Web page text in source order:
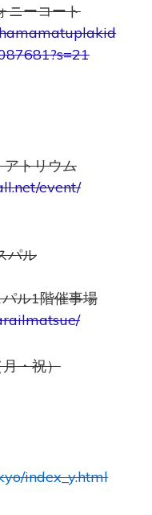
ニーコート
トリウム
event/
パル
ル1階催事場
・祝）
index_y.html